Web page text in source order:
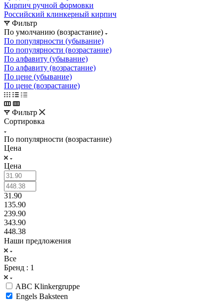
Кирпич ручной формовки
Российский клинкерный кирпич
Фильтр
По умолчанию (возрастание)
По популярности (убывание)
По популярности (возрастание)
По алфавиту (убывание)
По алфавиту (возрастание)
По цене (убывание)
По цене (возрастание)
Фильтр
Сортировка
По популярности (возрастание)
Цена
Цена
31.90
135.90
239.90
343.90
448.38
Наши предложения
Все
Бренд : 1
ABC Klinkergruppe
Engels Baksteen